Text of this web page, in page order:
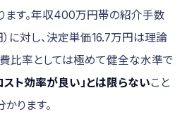
ます。年収400万円帯の紹介手数
に対し、決定単価16.7万円は理論
比率としては極めて健全な水準で
ト効率が良い」とは限らないこと
ります。